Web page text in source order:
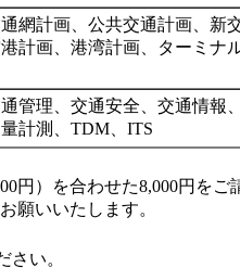
網計画、公共交通計画、新
計画、港湾計画、ターミナ
管理、交通安全、交通情報
計測、TDM、ITS
円）を合わせた8,000円を
願いいたします。
さい。